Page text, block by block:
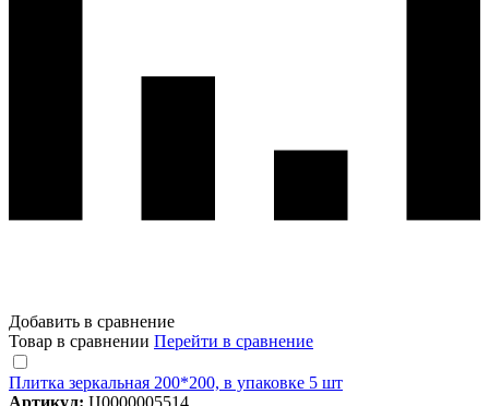
Добавить в сравнение
Товар в сравнении Перейти в сравнение
Плитка зеркальная 200*200, в упаковке 5 шт
Артикул: Ц0000005514